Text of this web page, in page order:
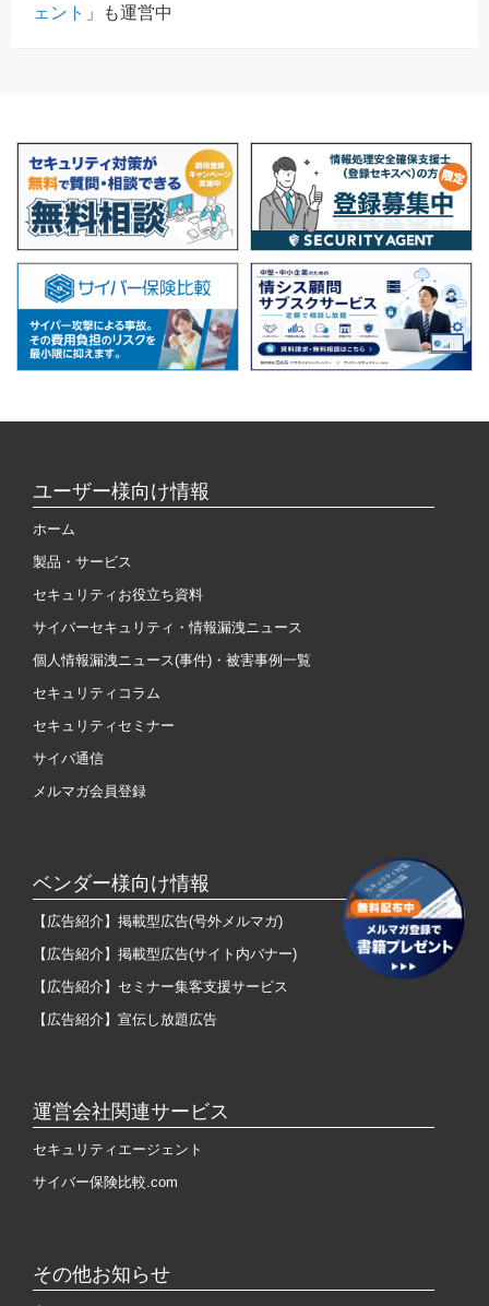
ェント 」も運営中
ユーザー様向け情報
ホーム
製品・サービス
セキュリティお役立ち資料
サイバーセキュリティ・情報漏洩ニュース
個人情報漏洩ニュース(事件)・被害事例一覧
セキュリティコラム
セキュリティセミナー
サイバ通信
メルマガ会員登録
ベンダー様向け情報
【広告紹介】掲載型広告(号外メルマガ)
【広告紹介】掲載型広告(サイト内バナー)
【広告紹介】セミナー集客支援サービス
【広告紹介】宣伝し放題広告
運営会社関連サービス
セキュリティエージェント
サイバー保険比較.com
その他お知らせ